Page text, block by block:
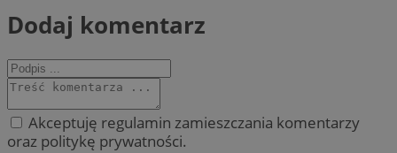
Dodaj komentarz
Akceptuję regulamin zamieszczania komentarzy
oraz politykę prywatności.